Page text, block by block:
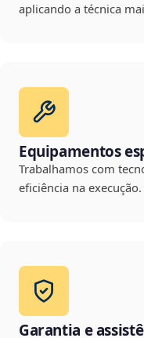
aplicando a técnica
Equipamentos
Trabalhamos com
eficiência na execução.
Garantia e